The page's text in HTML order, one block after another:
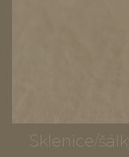
Sklenice/